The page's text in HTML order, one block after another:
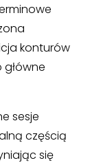
konturów
sesje
częścią
się